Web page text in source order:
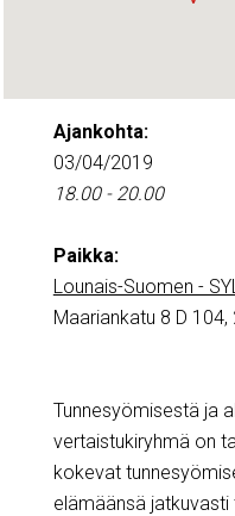
Ajankohta:
03/04/2019
18.00 - 20.00
Paikka:
Lounais-Suomen -
Maariankatu 8 D 104,
Tunnesyömisestä ja
vertaistukiryhmä on
kokevat
elämäänsä jatkuvasti